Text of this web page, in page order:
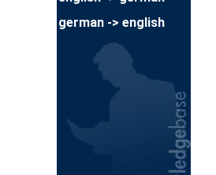
german -> english